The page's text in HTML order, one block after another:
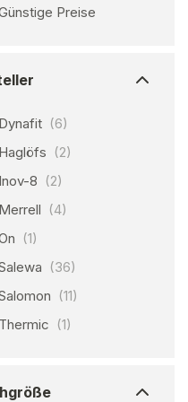
Preise
Dynafit (6)
Haglöfs (2)
Inov-8 (2)
Merrell (4)
(1)
(36)
(11)
Thermic (1)